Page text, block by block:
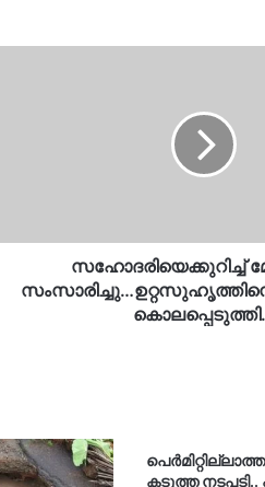
സഹോദരിയെക്കുറിച്ച്
സംസാരിച്ചു…ഉറ്റസുഹൃത്തിനെ
കടുത്ത